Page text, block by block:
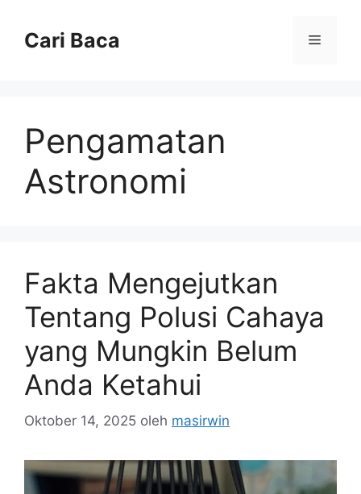
Cari Baca Menu
Pengamatan
Astronomi
Fakta Mengejutkan
Tentang Polusi Cahaya
yang Mungkin Belum
Anda Ketahui
Oktober 14, 2025 oleh masirwin